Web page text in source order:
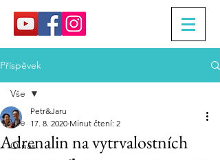
Příspěvek
Vše
O nás
Vše
Adrenalin na vytrvalostních
Petr&Jaru
17. 8. 2020 Minut čtení: 2